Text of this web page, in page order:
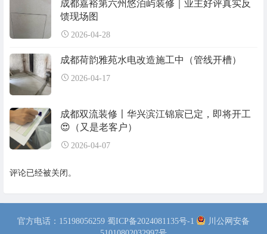
成都嘉裕第六州悠泊屿装修｜业主好评真实反
馈现场图
2026-04-28
成都荷韵雅苑水电改造施工中（管线开槽）
2026-04-17
成都双流装修〡华兴滨江锦宸已定，即将开工
😍（又是老客户）
2026-04-07
评论已经被关闭。
官方电话：15198056259 蜀ICP备2024081135号-1
川公网安备